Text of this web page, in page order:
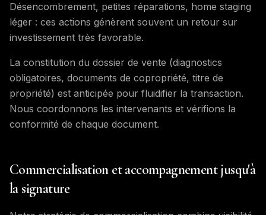
Désencombrement, petites réparations, home staging
léger : ces actions génèrent souvent un retour sur
investissement très favorable.
La constitution du dossier de vente (diagnostics
obligatoires, documents de copropriété, titre de
propriété) est anticipée pour fluidifier la transaction.
Nous coordonnons les intervenants et vérifions la
conformité de chaque document.
Commercialisation et accompagnement jusqu'à
la signature